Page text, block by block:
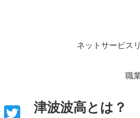
ネットサービス
職
津波波高とは？